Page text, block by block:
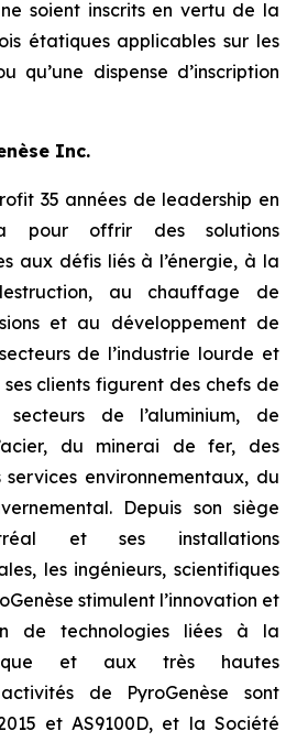
ne soient inscrits en vertu de la
étatiques applicables sur les
qu’une dispense d’inscription
Inc.
35 années de leadership en
pour offrir des solutions
aux défis liés à l’énergie, à la
au chauffage de
et au développement de
de l’industrie lourde et
clients figurent des chefs de
de l’aluminium, de
du minerai de fer, des
environnementaux, du
Depuis son siège
et ses installations
les ingénieurs, scientifiques
stimulent l’innovation et
de technologies liées à la
et aux très hautes
de PyroGenèse sont
et AS9100D, et la Société